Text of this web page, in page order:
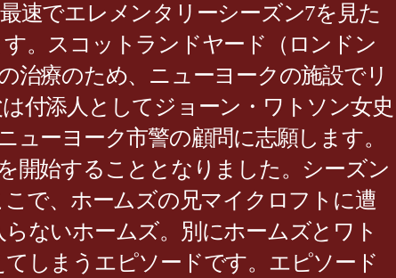
速でエレメンタリーシーズン7を見た
。スコットランドヤード（ロンドン
治療のため、ニューヨークの施設でリ
付添人としてジョーン・ワトソン女史
ーヨーク市警の顧問に志願します。
開始することとなりました。シーズン
で、ホームズの兄マイクロフトに遭
ないホームズ。別にホームズとワト
しまうエピソードです。エピソード